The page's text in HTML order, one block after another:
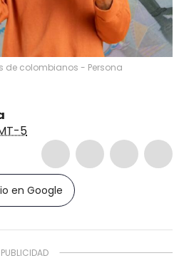
de colombianos - Persona
5
en Google